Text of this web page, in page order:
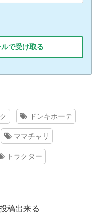
で受け取る
ドンキホーテ
ママチャリ
トラクター
稿出来る